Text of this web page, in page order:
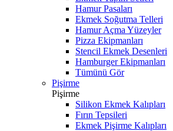
Hamur Pasaları
Ekmek Soğutma Telleri
Hamur Açma Yüzeyler
Pizza Ekipmanları
Stencil Ekmek Desenleri
Hamburger Ekipmanları
Tümünü Gör
Pişirme
Pişirme
Silikon Ekmek Kalıpları
Fırın Tepsileri
Ekmek Pişirme Kalıpları